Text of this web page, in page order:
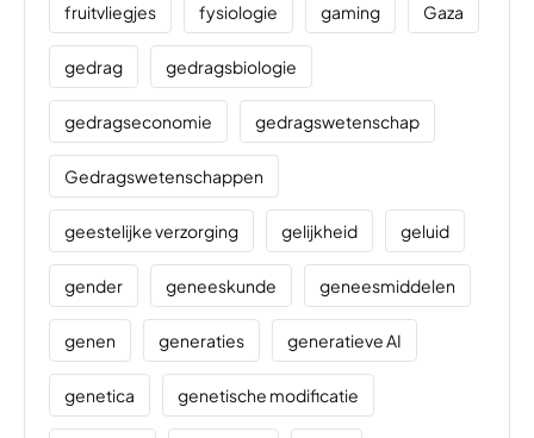
fruitvliegjes fysiologie gaming Gaza
gedrag gedragsbiologie
gedragseconomie gedragswetenschap
Gedragswetenschappen
geestelijke verzorging gelijkheid geluid
gender geneeskunde geneesmiddelen
genen generaties generatieve AI
genetica genetische modificatie